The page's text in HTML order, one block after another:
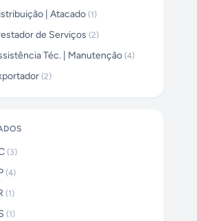
| Atacado (1)
de Serviços (2)
Téc. | Manutenção (4)
(2)
(3)
(4)
(1)
(1)